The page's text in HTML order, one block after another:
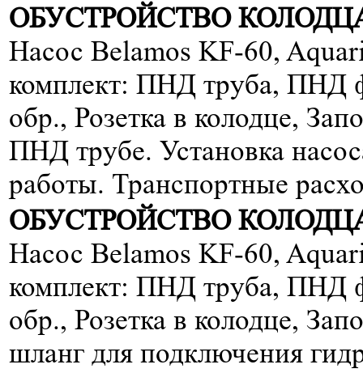
ОБУСТРОЙСТВО
Насос Belamos KF-60,
комплект: ПНД труба, ПНД
обр., Розетка в колодце,
ПНД трубе. Установка
работы. Транспортные
ОБУСТРОЙСТВО
Насос Belamos KF-60,
комплект: ПНД труба, ПНД
обр., Розетка в колодце,
шланг для подключения